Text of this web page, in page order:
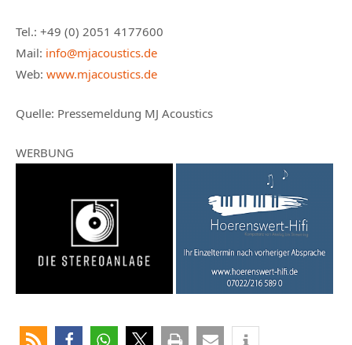
Tel.: +49 (0) 2051 4177600
Mail: info@mjacoustics.de
Web: www.mjacoustics.de
Quelle: Pressemeldung MJ Acoustics
WERBUNG